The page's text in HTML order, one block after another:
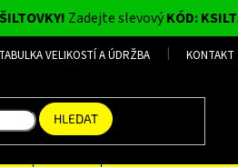
Zadejte slevovýKÓD:
TABULKA VELIKOSTÍ A ÚDRŽBA KONTAKT
HLEDAT